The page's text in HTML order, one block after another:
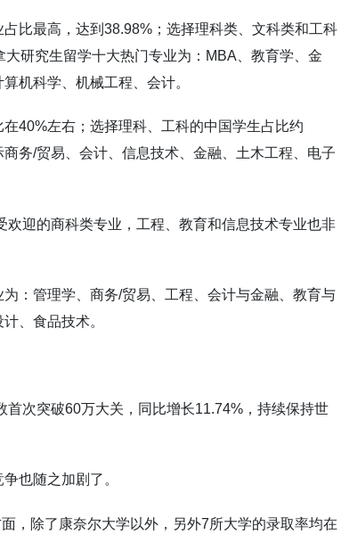
比最高，达到38.98%；选择理科类、文科类和工科
研究生留学十大热门专业为：MBA、教育学、金
机科学、机械工程、会计。
40%左右；选择理科、工科的中国学生占比约
务/贸易、会计、信息技术、金融、土木工程、电子
迎的商科类专业，工程、教育和信息技术专业也非
：管理学、商务/贸易、工程、会计与金融、教育与
、食品技术。
次突破60万大关，同比增长11.74%，持续保持世
也随之加剧了。
，除了康奈尔大学以外，另外7所大学的录取率均在